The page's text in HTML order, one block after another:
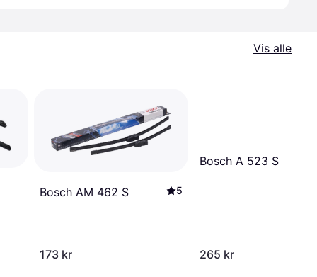
Vis alle
Bosch AM 462 S 5
173 kr
Bosch A 523 S
265 kr